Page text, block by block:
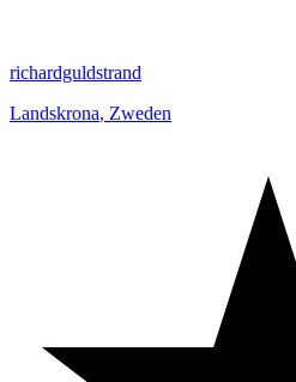
richardguldstrand
Landskrona, Zweden